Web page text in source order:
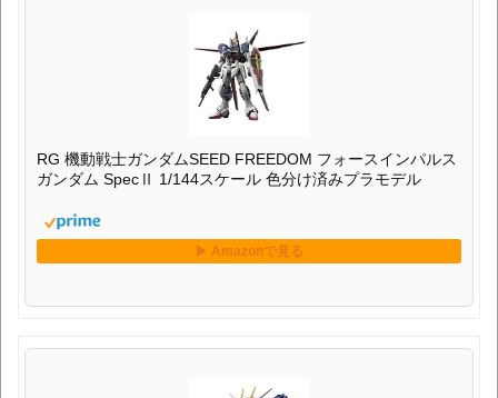
RG 機動戦士ガンダムSEED FREEDOM フォースインパルス
ガンダム SpecⅡ 1/144スケール 色分け済みプラモデル